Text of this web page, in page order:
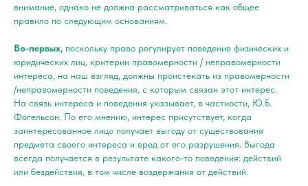
внимание, однако не должна рассматриваться как общее
правило по следующим основаниям.
Во-первых, поскольку право регулирует поведение физических и
юридических лиц, критерии правомерности / неправомерности
интереса, на наш взгляд, должны проистекать из правомерности
/неправомерности поведения, с которым связан этот интерес.
На связь интереса и поведения указывает, в частности, Ю.Б.
Фогельсон. По его мнению, интерес присутствует, когда
заинтересованное лицо получает выгоду от существования
предмета своего интереса и вред от его разрушения. Выгода
всегда получается в результате какого-то поведения: действий
или бездействия, в том числе воздержания от действий.